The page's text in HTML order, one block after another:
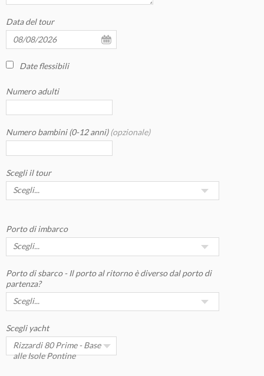
Data del tour
Date flessibili
Numero adulti
Numero bambini (0-12 anni)(opzionale)
Scegli il tour
Porto di imbarco
Porto di sbarco - Il porto al ritorno è diverso dal porto di
partenza?
Scegli yacht